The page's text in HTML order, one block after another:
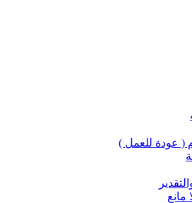
( عودة للعمل )
مانع